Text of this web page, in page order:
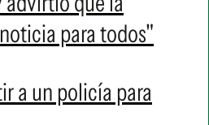
para todos"
a un policía para